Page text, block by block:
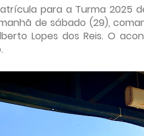
para a Turma 2025
de sábado (29),
Lopes dos Reis. O